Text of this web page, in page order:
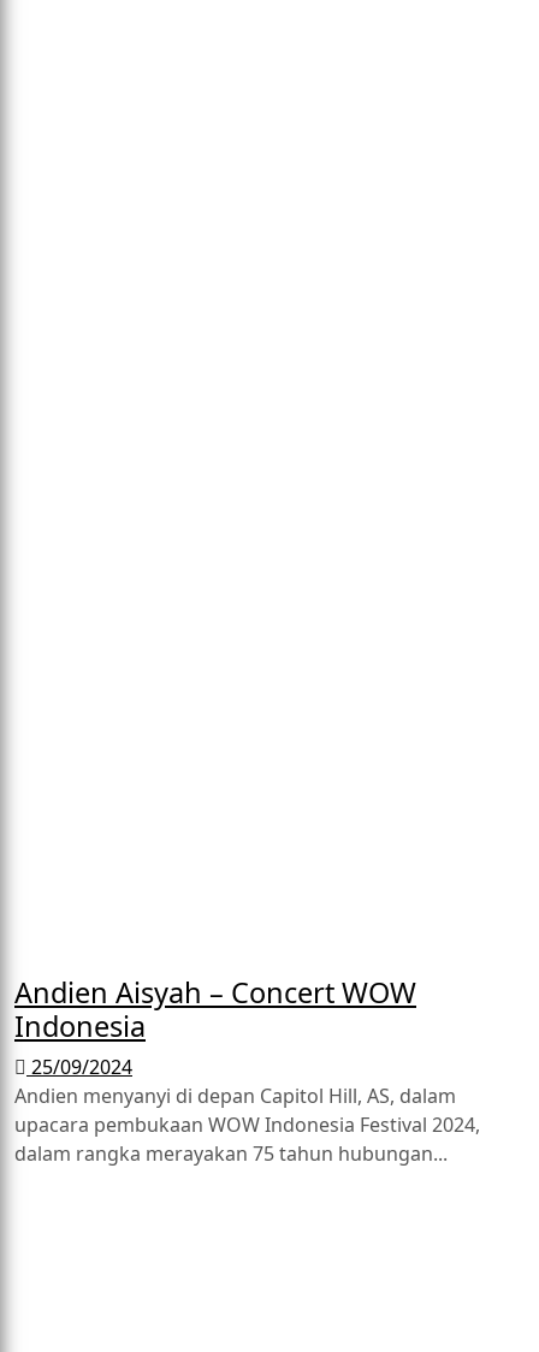
Andien Aisyah – Concert WOW
Indonesia
25/09/2024
Andien menyanyi di depan Capitol Hill, AS, dalam
upacara pembukaan WOW Indonesia Festival 2024,
dalam rangka merayakan 75 tahun hubungan...